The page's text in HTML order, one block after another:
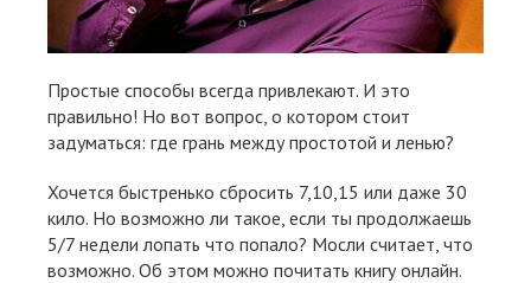
Простые способы всегда привлекают. И это
правильно! Но вот вопрос, о котором стоит
задуматься: где грань между простотой и ленью?
Хочется быстренько сбросить 7,10,15 или даже 30
кило. Но возможно ли такое, если ты продолжаешь
5/7 недели лопать что попало? Мосли считает, что
возможно. Об этом можно почитать книгу онлайн.